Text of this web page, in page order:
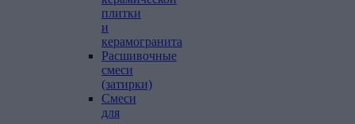
плитки
и
керамогранита
Расшивочные
смеси
(затирки)
Смеси
для